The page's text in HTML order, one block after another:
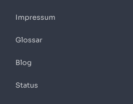
Impressum
Glossar
Blog
Status